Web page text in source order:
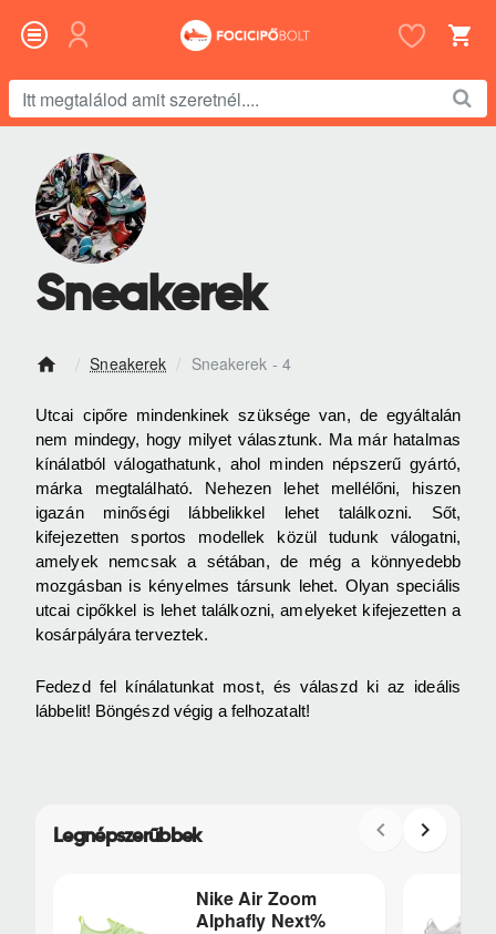
megtalálod
szeretnél....
Sneakerek
o
e
Sneakerek Sneakerek - 4
Utcai cipőre mindenkinek szüksége van, de egyáltalán
nem mindegy, hogy milyet választunk. Ma már hatalmas
kínálatból válogathatunk, ahol minden népszerű gyártó,
márka megtalálható. Nehezen lehet mellélőni, hiszen
igazán minőségi lábbelikkel lehet találkozni. Sőt,
kifejezetten sportos modellek közül tudunk válogatni,
amelyek nemcsak a sétában, de még a könnyedebb
mozgásban is kényelmes társunk lehet. Olyan speciális
utcai cipőkkel is lehet találkozni, amelyeket kifejezetten a
kosárpályára terveztek.
Fedezd fel kínálatunkat most, és válaszd ki az ideális
lábbelit! Böngészd végig a felhozatalt!
Legnépszerűbbek
Nike Air Zoom
Alphafly Next%